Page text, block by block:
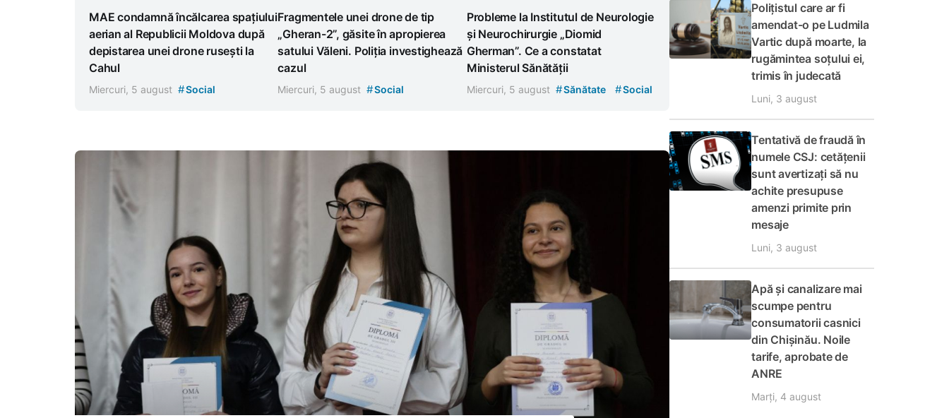
MAE condamnă încălcarea spațiului
aerian al Republicii Moldova după
depistarea unei drone rusești la
Cahul
Miercuri, 5 august #Social
Fragmentele unei drone de tip
„Gheran-2”, găsite în apropierea
satului Văleni. Poliția investighează
cazul
Miercuri, 5 august #Social
Probleme la Institutul de Neurologie
și Neurochirurgie „Diomid
Gherman”. Ce a constatat
Ministerul Sănătății
Miercuri, 5 august #Sănătate #Social
Polițistul care ar fi
amendat-o pe Ludmila
Vartic după moarte, la
rugămintea soțului ei,
trimis în judecată
Luni, 3 august
Tentativă de fraudă în
numele CSJ: cetățenii
sunt avertizați să nu
achite presupuse
amenzi primite prin
mesaje
Luni, 3 august
Apă și canalizare mai
scumpe pentru
consumatorii casnici
din Chișinău. Noile
tarife, aprobate de
ANRE
Marți, 4 august